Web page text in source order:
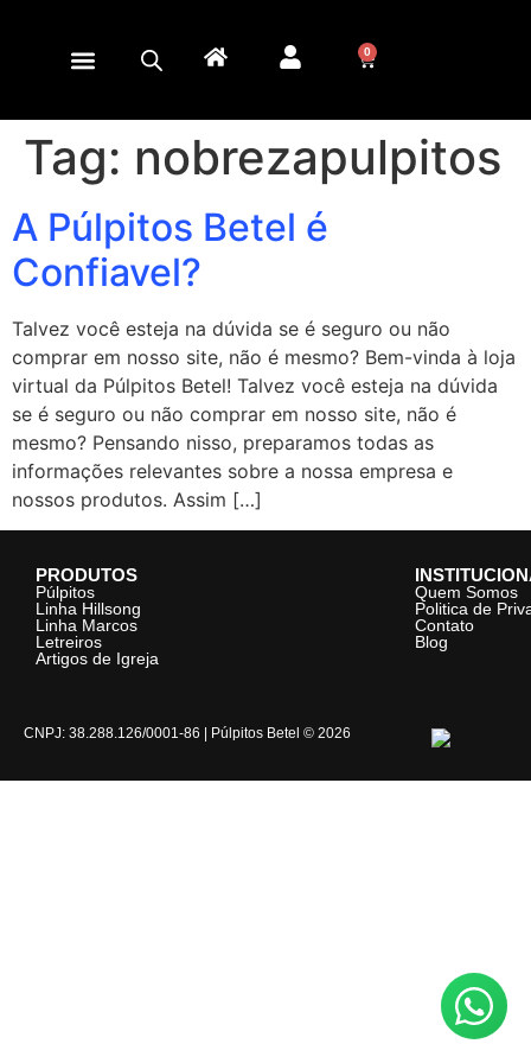
0
Tag: nobrezapulpitos
A Púlpitos Betel é
Confiavel?
Talvez você esteja na dúvida se é seguro ou não
comprar em nosso site, não é mesmo? Bem-vinda à loja
virtual da Púlpitos Betel! Talvez você esteja na dúvida
se é seguro ou não comprar em nosso site, não é
mesmo? Pensando nisso, preparamos todas as
informações relevantes sobre a nossa empresa e
nossos produtos. Assim […]
PRODUTOS
Púlpitos
Linha Hillsong
Linha Marcos
Letreiros
Artigos de Igreja
Quem Somos
Politica de
Contato
Blog
CNPJ: 38.288.126/0001-86 | Púlpitos Betel © 2026